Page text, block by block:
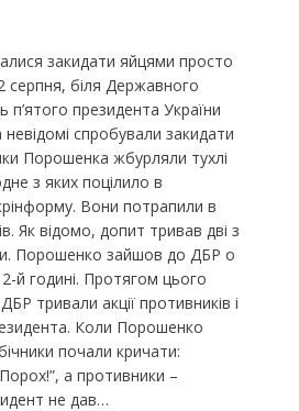
закидати яйцями просто
серпня, біля Державного
п’ятого президента України
спробували закидати
Порошенка жбурляли тухлі
з яких поцілило в
Вони потрапили в
Як відомо, допит тривав дві з
Порошенко зайшов до ДБР о
й годині. Протягом цього
тривали акції противників і
Коли Порошенко
почали кричати:
Порох!”, а противники –
не дав…